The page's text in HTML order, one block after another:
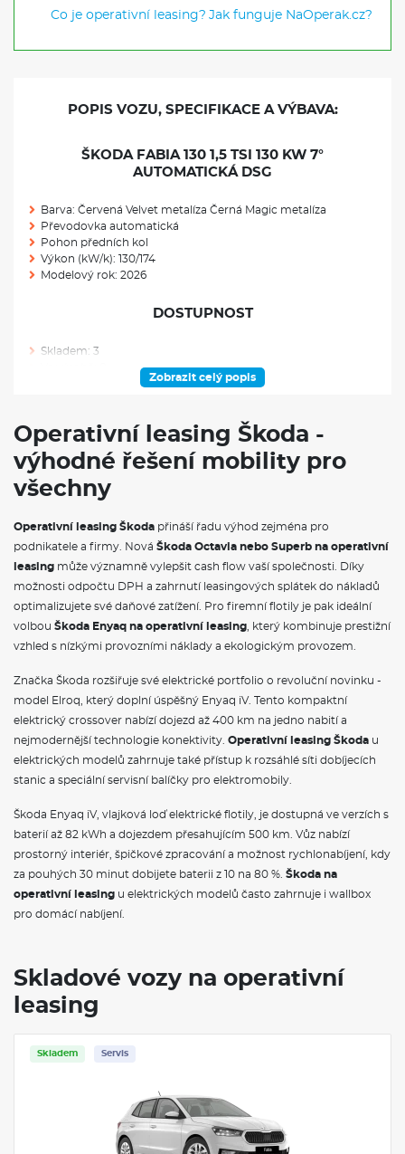
Co je operativní leasing? Jak funguje NaOperak.cz?
POPIS VOZU, SPECIFIKACE A VÝBAVA:
ŠKODA FABIA 130 1,5 TSI 130 KW 7°
AUTOMATICKÁ DSG
Barva: Červená Velvet metalíza Černá Magic metalíza
Převodovka automatická
Pohon předních kol
Výkon (kW/k): 130/174
Modelový rok: 2026
DOSTUPNOST
Skladem: 3
Rezervní kolo (neplnohodnotné)
Sada nářadí a zvedák vozu
Škoda Prodloužená záruka na 5 let, do 100 000 km
Rozpoznávání dopravních značek
Dekor palubní desky umělá kůže Carbon s bílým prošitím
Sportovní kryty pedálů
Textilní koberce vpředu a vzadu
Cargo element
Závěsná multifunkční kapsa
Vnitřní zpětné zrcátko s automatickým stmíváním
Elektrické ovládání oken vpředu a vzadu
Schránka před spolujezdcem
Sluneční clony s kosmetickým zrcátkem
Dekorativní výdechy klimatizace
Síťový program s pružnou odkládací schránkou
Oboustranný koberec do zavazadlového prostoru
Schránka na brýle
Dvouzónová klimatizace Climatronic
Osvětlení zavazadlového prostoru
Černě lakované nápisy na pátých dveřích
Sportovní nárazníky
Vnější zpětná zrcátka lakovaná v barvě střechy
El. sklápění pro vnější zrcátka s aut. stmíváním u řidiče, el.
Bi-LED přední světlomety s černým vnitřním orámováním
Pneumatiky 215/40 R18 89W XL
Krytky šroubů kol
Bezpečnostní šrouby kol
Zobrazit celý popis
Operativní leasing Škoda -
výhodné řešení mobility pro
všechny
Operativní leasing Škoda přináší řadu výhod zejména pro
podnikatele a firmy. Nová Škoda Octavia nebo Superb na operativní
leasing může významně vylepšit cash flow vaší společnosti. Díky
možnosti odpočtu DPH a zahrnutí leasingových splátek do nákladů
optimalizujete své daňové zatížení. Pro firemní flotily je pak ideální
volbou Škoda Enyaq na operativní leasing , který kombinuje prestižní
vzhled s nízkými provozními náklady a ekologickým provozem.
Značka Škoda rozšiřuje své elektrické portfolio o revoluční novinku -
model Elroq, který doplní úspěšný Enyaq iV. Tento kompaktní
elektrický crossover nabízí dojezd až 400 km na jedno nabití a
nejmodernější technologie konektivity. Operativní leasing Škoda u
elektrických modelů zahrnuje také přístup k rozsáhlé síti dobíjecích
stanic a speciální servisní balíčky pro elektromobily.
Škoda Enyaq iV, vlajková loď elektrické flotily, je dostupná ve verzích s
baterií až 82 kWh a dojezdem přesahujícím 500 km. Vůz nabízí
prostorný interiér, špičkové zpracování a možnost rychlonabíjení, kdy
za pouhých 30 minut dobijete baterii z 10 na 80 %. Škoda na
operativní leasing u elektrických modelů často zahrnuje i wallbox
pro domácí nabíjení.
Skladové vozy na operativní
leasing
Skladem Servis